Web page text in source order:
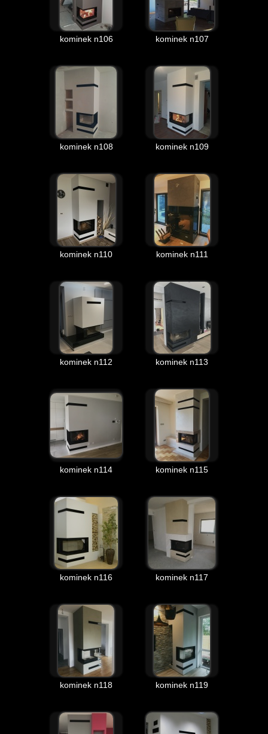
kominek n106 kominek n107
kominek n108 kominek n109
kominek n110 kominek n111
kominek n112 kominek n113
kominek n114 kominek n115
kominek n116 kominek n117
kominek n118 kominek n119